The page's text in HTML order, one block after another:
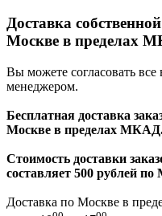
Доставка
Москве в пределах
Вы можете согласовать
менеджером.
Бесплатная доставка
Москве в пределах
Стоимость доставки
составляет 500 рублей
Доставка по Москве в